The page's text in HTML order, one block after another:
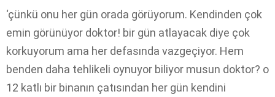
‘çünkü onu her gün orada görüyorum. Kendinden çok
emin görünüyor doktor! bir gün atlayacak diye çok
korkuyorum ama her defasında vazgeçiyor. Hem
benden daha tehlikeli oynuyor biliyor musun doktor? o
12 katlı bir binanın çatısından her gün kendini